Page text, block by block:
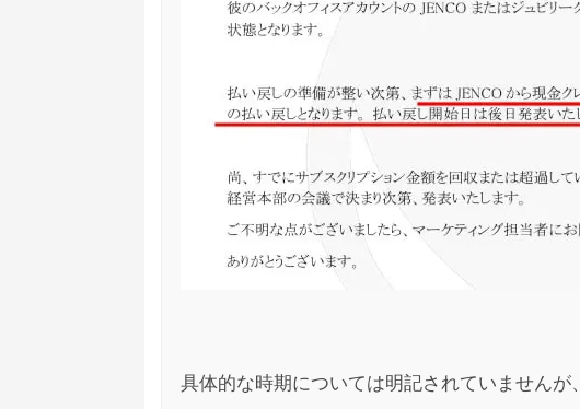
匿名 ジュビリーエースへの投稿
そんな美味い話はないとわかっていて多少突っ込んだ
たいと思います。アップの説明も全く無いしかなり突
ジュビリーエース
3
匿名 ジュビリーエースへの投稿
具体的な時期については明記されていませんが